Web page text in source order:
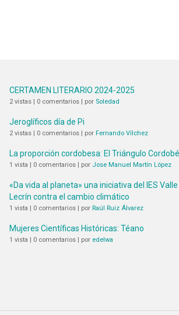
CERTAMEN LITERARIO 2024-2025
2 vistas | 0 comentarios | por Soledad
Jeroglíficos día de Pi
2 vistas | 0 comentarios | por Fernando Vílchez
La proporción cordobesa: El Triángulo
1 vista | 0 comentarios | por Jose Manuel Martín López
«Da vida al planeta» una iniciativa del IES Valle
Lecrín contra el cambio climático
1 vista | 0 comentarios | por Raúl Ruiz Álvarez
Mujeres Científicas Históricas: Téano
1 vista | 0 comentarios | por edelwa